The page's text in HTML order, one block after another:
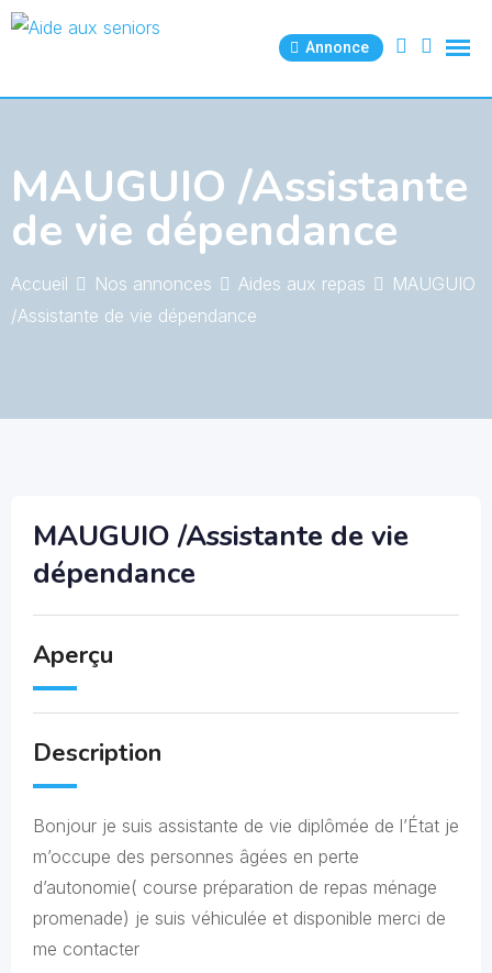
Skip
Annonce
MAUGUIO /Assistante
de vie dépendance
Accueil Nos annonces Aides aux repas
MAUGUIO
/Assistante de vie dépendance
MAUGUIO /Assistante de vie
dépendance
Aperçu
Description
Bonjour je suis assistante de vie diplômée de l’État je
m’occupe des personnes âgées en perte
d’autonomie( course préparation de repas ménage
promenade) je suis véhiculée et disponible merci de
me contacter